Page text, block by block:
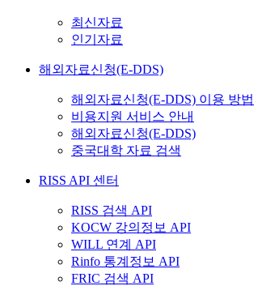
최신자료
인기자료
해외자료신청(E-DDS)
해외자료신청(E-DDS) 이용 방법
비용지원 서비스 안내
해외자료신청(E-DDS)
중국대학 자료 검색
RISS API 센터
RISS 검색 API
KOCW 강의정보 API
WILL 연계 API
Rinfo 통계정보 API
FRIC 검색 API